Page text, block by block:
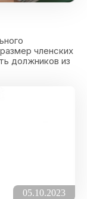
членских
должников из
05.10.2023